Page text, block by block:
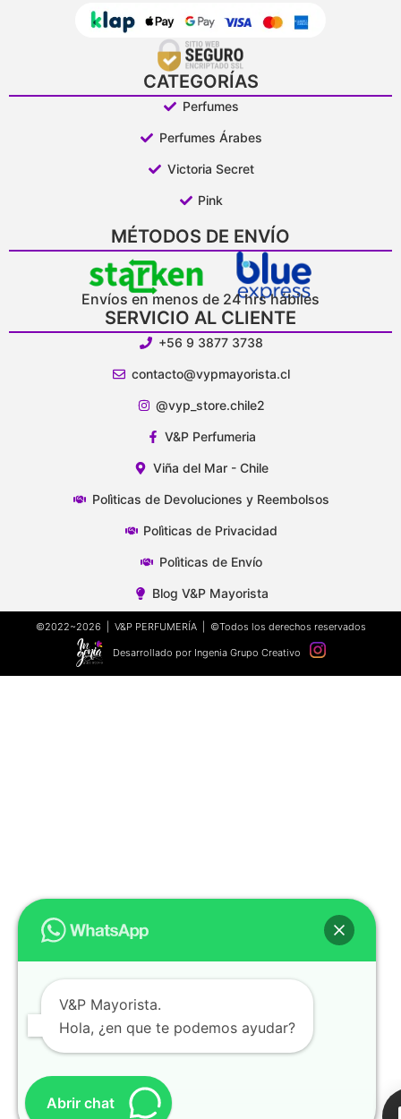
CATEGORÍAS
Perfumes
Perfumes Árabes
Victoria Secret
Pink
MÉTODOS DE ENVÍO
Envíos en menos de 24 hrs hábiles
SERVICIO AL CLIENTE
+56 9 3877 3738
contacto@vypmayorista.cl
@vyp_store.chile2
V&P Perfumeria
Viña del Mar - Chile
Polìticas de Devoluciones y Reembolsos
Polìticas de Privacidad
Polìticas de Envío
Blog V&P Mayorista
©2022~2026 | V&P PERFUMERÍA | ©Todos los derechos reservados
Desarrollado por Ingenia Grupo Creativo
V&P Mayorista.
Hola, ¿en que te podemos ayudar?
Abrir chat